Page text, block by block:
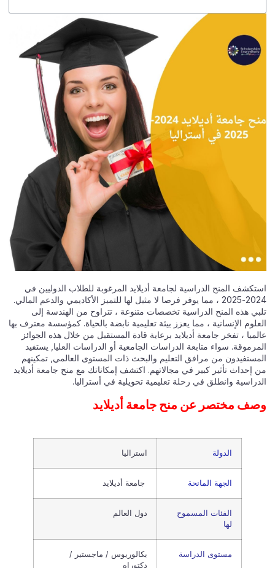
استكشف المنح الدراسية لجامعة أديلايد المرغوبة للطلاب الدوليين في
2024-2025 ، مما يوفر فرصا لا مثيل لها للتميز الأكاديمي والدعم المالي.
تلبي هذه المنح الدراسية تخصصات متنوعة ، تتراوح من الهندسة إلى
العلوم الإنسانية ، مما يعزز بيئة تعليمية نابضة بالحياة. كمؤسسة معترف بها
عالميا ، تفخر جامعة أديلايد برعاية قادة المستقبل من خلال هذه الجوائز
المرموقة. سواء متابعة الدراسات الجامعية أو الدراسات العليا, يستفيد
المستفيدون من مرافق التعليم والبحث ذات المستوى العالمي, تمكينهم
من إحداث تأثير كبير في مجالاتهم. اكتشف إمكاناتك مع منح جامعة أديلايد
الدراسية وانطلق في رحلة تعليمية تحويلية في أستراليا.
وصف مختصر عن منح جامعة أديلايد
الدولة استراليا
الجهة المانحة جامعة أديلايد
الفئات المسموح
لها
دول العالم
مستوى الدراسة
بكالوريوس / ماجستير /
دكتوراه